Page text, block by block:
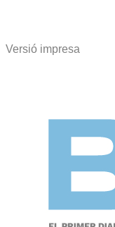
Versió impresa